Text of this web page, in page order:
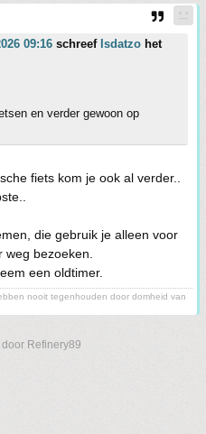
09:16 schreef Isdatzo het
en verder gewoon op
fiets kom je ook al verder..
die gebruik je alleen voor
bezoeken.
een oldtimer.
nooit tegenhouden door domheid van
Refinery89